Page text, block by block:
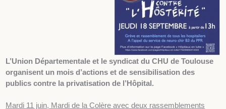
L’Union Départementale et le syndicat du CHU de Toulouse
organisent un mois d’actions et de sensibilisation des
publics contre la privatisation de l’Hôpital.
Mardi 11 juin, Mardi de la Colère avec deux rassemblements